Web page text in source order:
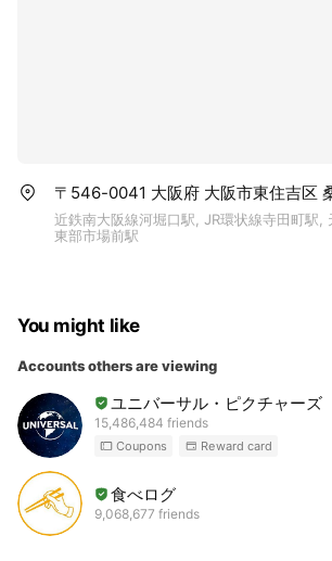
〒546-0041 大阪府 大阪市東住吉区
近鉄南大阪線河堀口駅, JR環状線寺田町駅,
東部市場前駅
You might like
Accounts others are viewing
ユニバーサル・ピクチャーズ
15,486,484 friends
Coupons Reward card
食べログ
9,068,677 friends